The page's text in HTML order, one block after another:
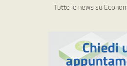
Tutte le news su